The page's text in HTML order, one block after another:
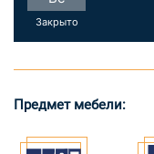
Закрыто
Предмет мебели: